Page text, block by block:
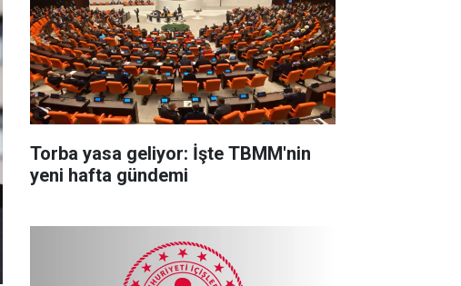
Torba yasa geliyor: İşte TBMM'nin
yeni hafta gündemi